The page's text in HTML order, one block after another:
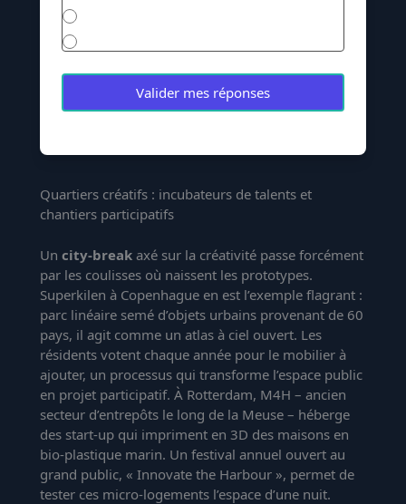
Valider mes réponses
Quartiers créatifs : incubateurs de talents et
chantiers participatifs
Un city-break axé sur la créativité passe forcément
par les coulisses où naissent les prototypes.
Superkilen à Copenhague en est l’exemple flagrant :
parc linéaire semé d’objets urbains provenant de 60
pays, il agit comme un atlas à ciel ouvert. Les
résidents votent chaque année pour le mobilier à
ajouter, un processus qui transforme l’espace public
en projet participatif. À Rotterdam, M4H – ancien
secteur d’entrepôts le long de la Meuse – héberge
des start-up qui impriment en 3D des maisons en
bio-plastique marin. Un festival annuel ouvert au
grand public, « Innovate the Harbour », permet de
tester ces micro-logements l’espace d’une nuit.